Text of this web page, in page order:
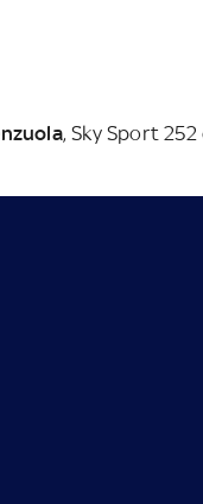
, Sky Sport